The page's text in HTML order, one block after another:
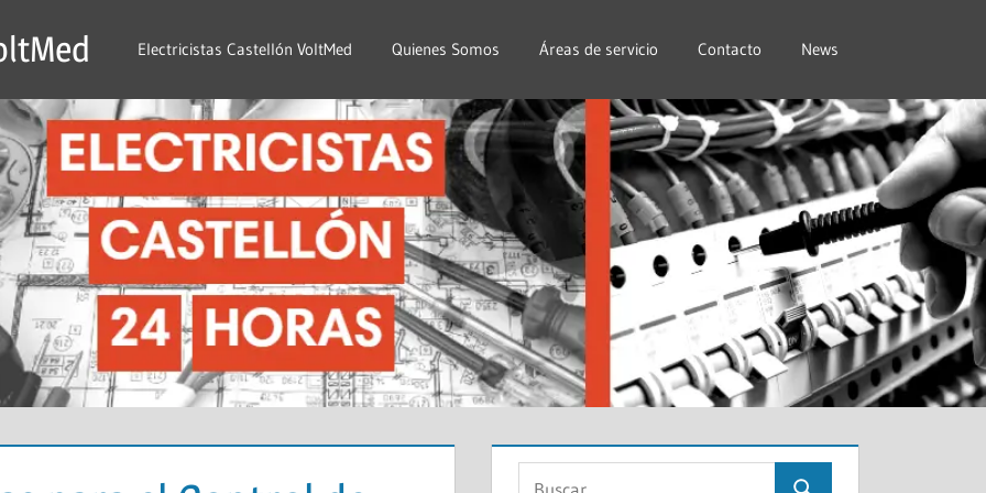
Electricistas Castellón VoltMed Quienes Somos Áreas de servicio Contacto News